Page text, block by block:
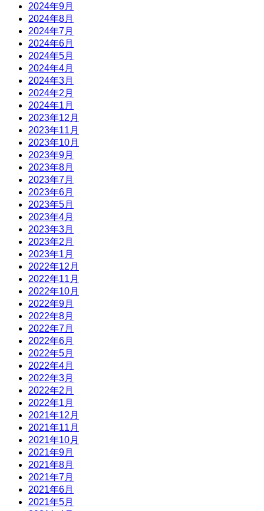
2024年9月
2024年8月
2024年7月
2024年6月
2024年5月
2024年4月
2024年3月
2024年2月
2024年1月
2023年12月
2023年11月
2023年10月
2023年9月
2023年8月
2023年7月
2023年6月
2023年5月
2023年4月
2023年3月
2023年2月
2023年1月
2022年12月
2022年11月
2022年10月
2022年9月
2022年8月
2022年7月
2022年6月
2022年5月
2022年4月
2022年3月
2022年2月
2022年1月
2021年12月
2021年11月
2021年10月
2021年9月
2021年8月
2021年7月
2021年6月
2021年5月